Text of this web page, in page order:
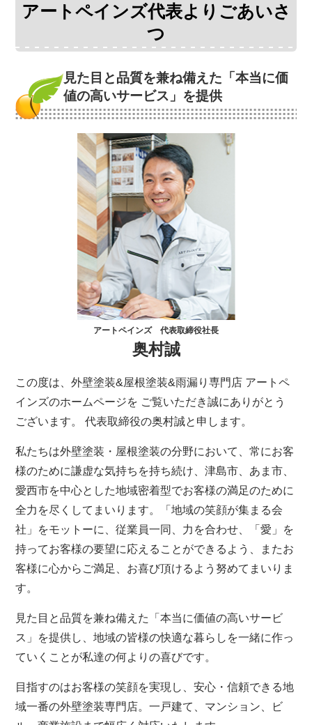
アートペインズ代表よりごあいさ
つ
見た目と品質を兼ね備えた 「本当に価
値の高いサービス」を提供
アートペインズ 代表取締役社長
奥村誠
この度は、外壁塗装&屋根塗装&雨漏り専門店 アートペ
インズのホームページを ご覧いただき誠にありがとう
ございます。 代表取締役の奥村誠と申します。
私たちは外壁塗装・屋根塗装の分野において、常にお客
様のために謙虚な気持ちを持ち続け、津島市、あま市、
愛西市を中心とした地域密着型でお客様の満足のために
全力を尽くしてまいります。「地域の笑顔が集まる会
社」をモットーに、従業員一同、力を合わせ、「愛」を
持ってお客様の要望に応えることができるよう、またお
客様に心からご満足、お喜び頂けるよう努めてまいりま
す。
見た目と品質を兼ね備えた「本当に価値の高いサービ
ス」を提供し、地域の皆様の快適な暮らしを一緒に作っ
ていくことが私達の何よりの喜びです。
目指すのはお客様の笑顔を実現し、安心・信頼できる地
域一番の外壁塗装専門店。一戸建て、マンション、ビ